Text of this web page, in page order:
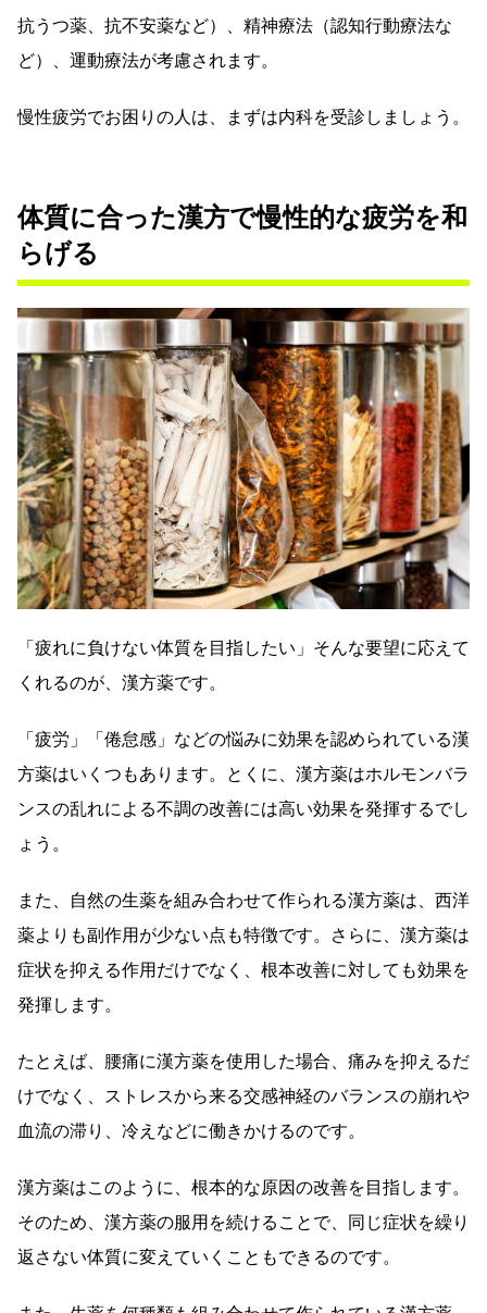
抗うつ薬、抗不安薬など）、精神療法（認知行動療法な
ど）、運動療法が考慮されます。
慢性疲労でお困りの人は、まずは内科を受診しましょう。
体質に合った漢方で慢性的な疲労を和
らげる
「疲れに負けない体質を目指したい」そんな要望に応えて
くれるのが、漢方薬です。
「疲労」「倦怠感」などの悩みに効果を認められている漢
方薬はいくつもあります。とくに、漢方薬はホルモンバラ
ンスの乱れによる不調の改善には高い効果を発揮するでし
ょう。
また、自然の生薬を組み合わせて作られる漢方薬は、西洋
薬よりも副作用が少ない点も特徴です。さらに、漢方薬は
症状を抑える作用だけでなく、根本改善に対しても効果を
発揮します。
たとえば、腰痛に漢方薬を使用した場合、痛みを抑えるだ
けでなく、ストレスから来る交感神経のバランスの崩れや
血流の滞り、冷えなどに働きかけるのです。
漢方薬はこのように、根本的な原因の改善を目指します。
そのため、漢方薬の服用を続けることで、同じ症状を繰り
返さない体質に変えていくこともできるのです。